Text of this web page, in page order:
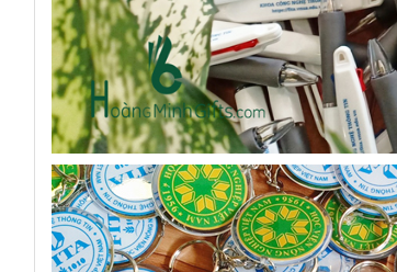
Bộ sổ bút cao cấp -
khách hàng evs
Liên hệ
Pin sạc dự phòng hoco
j82 10.000mah - khách
hàng nam thắng
Liên hệ